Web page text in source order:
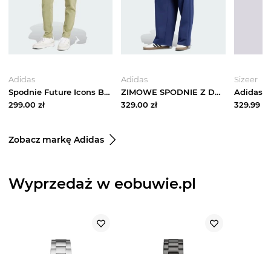
Adidas
Spodnie Future Icons Badge of Sport Adidas Tent Green
299.00 zł
Adidas
ZIMOWE SPODNIE Z DZIANINY Z PROSTYMI NOGAWKAMI SOFT LUX Adidas Dark Blue
329.00 zł
Sizeer
329.99zł
Zobacz markę Adidas
Wyprzedaż w eobuwie.pl